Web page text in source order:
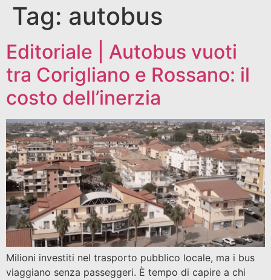
Tag: autobus
Editoriale | Autobus vuoti
tra Corigliano e Rossano: il
costo dell’inerzia
Milioni investiti nel trasporto pubblico locale, ma i bus
viaggiano senza passeggeri. È tempo di capire a chi